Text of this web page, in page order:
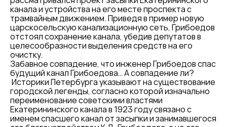
канала и устройства на его месте проспекта с
трамвайным движением. Приведя в пример новую
царскосельскую канализационную сеть, Грибоедов
отстоял сохранение канала, убедив депутатов в
целесообразности выделения средств на его
очистку.
Забавное совпадение, что инженер Грибоедов спас
будущий канал Грибоедова… А совпадение ли?
Историки Петербурга указывают на существование
городской легенды, согласно которой изначально
переименование советскими властями
Екатерининского канала в 1923 году связано с
именем спасшего канал от засыпки и занимавшегося